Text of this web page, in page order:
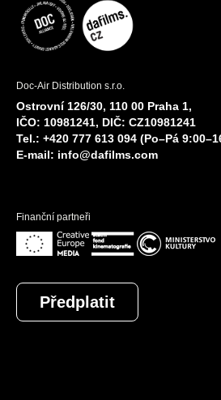
Doc-Air Distribution s.r.o.
Ostrovní 126/30, 110 00 Praha 1,
IČO: 10981241, DIČ: CZ10981241
Tel.: +420 777 613 094 (Po–Pá
E-mail: info@dafilms.com
Finanční partneři
Předplatit